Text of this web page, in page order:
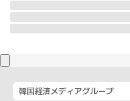
韓国経済メディアグループ